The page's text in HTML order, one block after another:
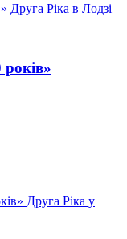
Друга Ріка в Лодзі
Друга Ріка у